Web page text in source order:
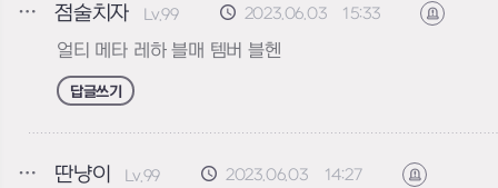
점술치자 Lv.99 2023.06.03 15:33 신고하기
얼티 메타 레하 블매 템버 블헨
답글쓰기
딴냥이 Lv.99 2023.06.03 14:27 신고하기